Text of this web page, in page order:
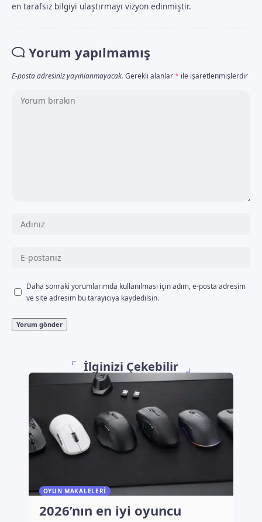
en tarafsız bilgiyi ulaştırmayı vizyon edinmiştir.
Yorum yapılmamış
E-posta adresiniz yayınlanmayacak. Gerekli alanlar* ile işaretlenmişlerdir
Daha sonraki yorumlarımda kullanılması için adım, e-posta adresim
ve site adresim bu tarayıcıya kaydedilsin.
İlginizi Çekebilir
OYUN MAKALELERI
2026’nın en iyi oyuncu